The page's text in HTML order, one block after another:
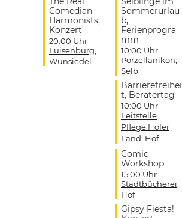
Comedian
Harmonists,
Konzert
20:00 Uhr
Luisenburg
Wunsiedel
Sommerurlau
b,
Ferienprogra
mm
10:00 Uhr
Porzellanikon
Selb
Barrierefreihei
t, Beratertag
10:00 Uhr
Leitstelle
Pflege Hofer
Land , Hof
Comic-
Workshop
15:00 Uhr
Stadtbücherei
Hof
Gipsy Fiesta!